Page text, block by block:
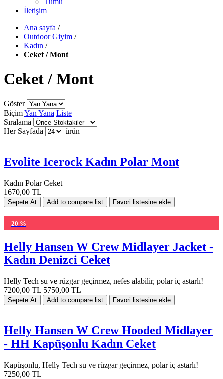
Tümü
İletişim
Ana sayfa /
Outdoor Giyim /
Kadın /
Ceket / Mont
Ceket / Mont
Göster
BiçimYan Yana Liste
Sıralama
Her Sayfada
ürün
Evolite Icerock Kadın Polar Mont
Kadın Polar Ceket
1670,00 TL
20 %
Helly Hansen W Crew Midlayer Jacket -
Kadın Denizci Ceket
Helly Tech su ve rüzgar geçirmez, nefes alabilir, polar iç astarlı!
7200,00 TL 5750,00 TL
Helly Hansen W Crew Hooded Midlayer
- HH Kapüşonlu Kadın Ceket
Kapüşonlu, Helly Tech su ve rüzgar geçirmez, polar iç astarlı!
7250,00 TL